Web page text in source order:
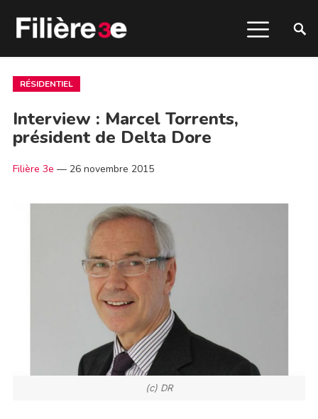
RÉSIDENTIEL
Interview : Marcel Torrents,
président de Delta Dore
Filière 3e — 26 novembre 2015
(c) DR